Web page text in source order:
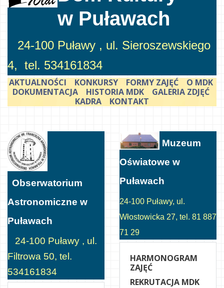
w Puławach
24-100 Puławy , ul. Sieroszewskiego
4, tel. 534161834
AKTUALNOŚCI KONKURSY FORMY ZAJĘĆ
O MDK
DOKUMENTACJA
HISTORIA MDK
GALERIA ZDJĘĆ
KADRA
KONTAKT
Obserwatorium
Astronomiczne w
Puławach
24-100 Puławy , ul.
Filtrowa 50, tel.
534161834
Muzeum
Oświatowe w
Puławach
24-100 Puławy, ul.
Włostowicka 27, tel. 81 887
71 29
HARMONOGRAM
ZAJĘĆ
REKRUTACJA MDK